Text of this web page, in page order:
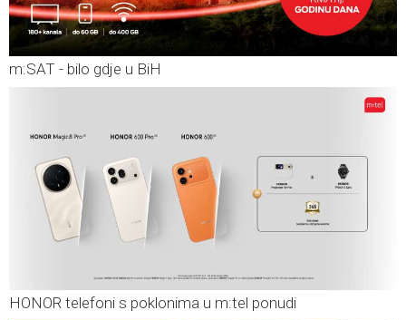
m:SAT - bilo gdje u BiH
HONOR telefoni s poklonima u m:tel ponudi